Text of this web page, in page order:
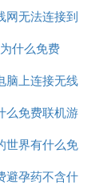
网无法连接到
是什么原因
什么免费
脑上连接无线
络密码
么免费联机游
戏好玩
世界有什么免
械模组
避孕药不含什